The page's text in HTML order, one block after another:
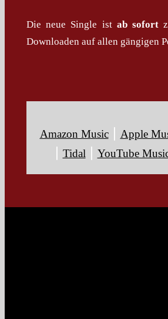
Die neue Single ist ab sofort
Downloaden auf allen gängigen
Amazon Music⎮ Apple
Tidal YouTube